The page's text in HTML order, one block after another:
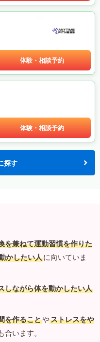
体験・相談予約
体験・相談予約
探す
を兼ねて運動習慣を作りた
かしたい人に向いていま
しながら体を動かしたい人
を作ることやストレスをや
います。